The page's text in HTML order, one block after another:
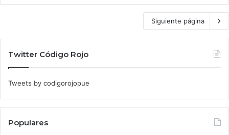
Siguiente página
Twitter Código Rojo
Tweets by codigorojopue
Populares